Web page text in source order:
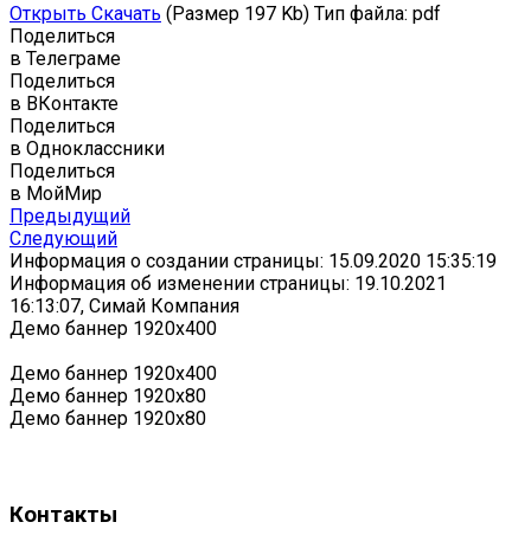
Открыть Скачать (Размер 197 Kb) Тип файла: pdf
Поделиться
в Телеграме
Поделиться
в ВКонтакте
Поделиться
в Одноклассники
Поделиться
в МойМир
Предыдущий
Следующий
Информация о создании страницы: 15.09.2020 15:35:19
Информация об изменении страницы: 19.10.2021
16:13:07, Симай Компания
Демо баннер 1920х400
Демо баннер 1920х400
Демо баннер 1920x80
Демо баннер 1920x80
Контакты